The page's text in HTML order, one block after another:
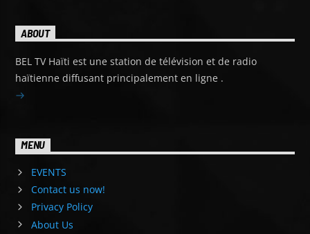
ABOUT
BEL TV Haïti est une station de télévision et de radio
haïtienne diffusant principalement en ligne .
MENU
EVENTS
Contact us now!
Privacy Policy
About Us